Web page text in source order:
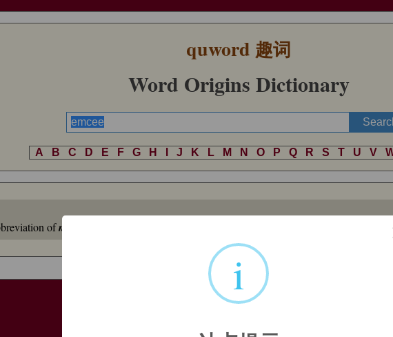
quword 趣词
Word Origins Dictionary
A B C D E F G H J K L M N O P Q R S T U V
ofmaster of ceremonies
i